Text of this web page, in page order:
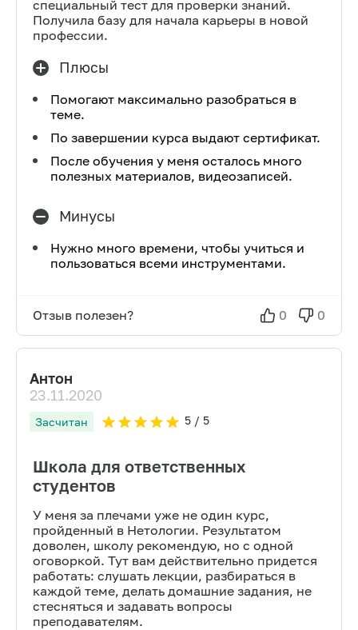
специальный тест для проверки знаний.
Получила базу для начала карьеры в новой
профессии.
Плюсы
Помогают максимально разобраться в
теме.
По завершении курса выдают сертификат.
После обучения у меня осталось много
полезных материалов, видеозаписей.
Минусы
Нужно много времени, чтобы учиться и
пользоваться всеми инструментами.
Отзыв полезен? 0 0
Антон
23.11.2020
Засчитан 5/ 5
Школа для ответственных
студентов
У меня за плечами уже не один курс,
пройденный в Нетологии. Результатом
доволен, школу рекомендую, но с одной
оговоркой. Тут вам действительно придется
работать: слушать лекции, разбираться в
каждой теме, делать домашние задания, не
стесняться и задавать вопросы
преподавателям.